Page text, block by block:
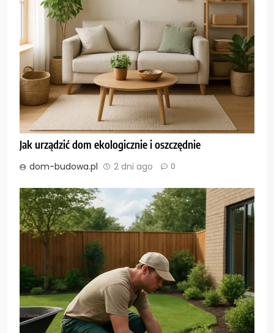
Jak urządzić dom ekologicznie i oszczędnie
dom-budowa.pl 2 dni ago 0